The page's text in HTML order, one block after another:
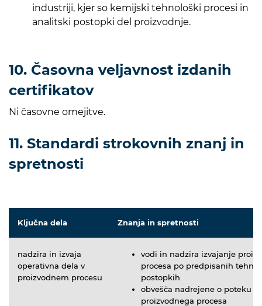
industriji, kjer so kemijski tehnološki procesi in
analitski postopki del proizvodnje.
10. Časovna veljavnost izdanih
certifikatov
Ni časovne omejitve.
11. Standardi strokovnih znanj in
spretnosti
Ključna dela Znanja in spretnosti
nadzira in izvaja
operativna dela v
proizvodnem procesu
vodi in nadzira izvajanje
procesa po predpisanih
postopkih
obvešča nadrejene o poteku
proizvodnega procesa